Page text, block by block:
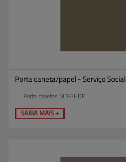
Porta caneta/papel - Serviço Social
Porta canetas MDF/HDF
SAIBA MAIS +